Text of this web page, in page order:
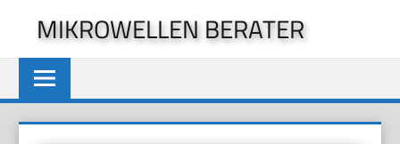
springen
MIKROWELLEN BERATER